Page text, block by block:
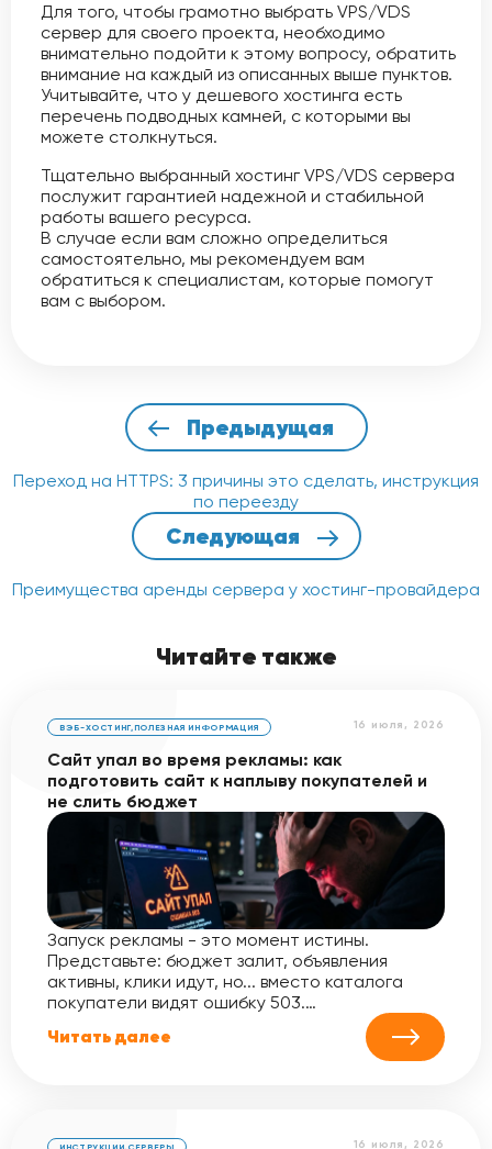
Для того, чтобы грамотно выбрать VPS/VDS
сервер для своего проекта, необходимо
внимательно подойти к этому вопросу, обратить
внимание на каждый из описанных выше пунктов.
Учитывайте, что у дешевого хостинга есть
перечень подводных камней, с которыми вы
можете столкнуться.
Тщательно выбранный хостинг VPS/VDS сервера
послужит гарантией надежной и стабильной
работы вашего ресурса.
В случае если вам сложно определиться
самостоятельно, мы рекомендуем вам
обратиться к специалистам, которые помогут
вам с выбором.
Предыдущая
Переход на HTTPS: 3 причины это сделать, инструкция
по переезду
Следующая
Преимущества аренды сервера у хостинг-провайдера
Читайте также
16 июля, 2026
ВЭБ-ХОСТИНГ,ПОЛЕЗНАЯ ИНФОРМАЦИЯ
Сайт упал во время рекламы: как
подготовить сайт к наплыву покупателей и
не слить бюджет
Запуск рекламы - это момент истины.
Представьте: бюджет залит, объявления
активны, клики идут, но... вместо каталога
покупатели видят ошибку 503.…
Читать далее
16 июля, 2026
ИНСТРУКЦИИ, СЕРВЕРЫ